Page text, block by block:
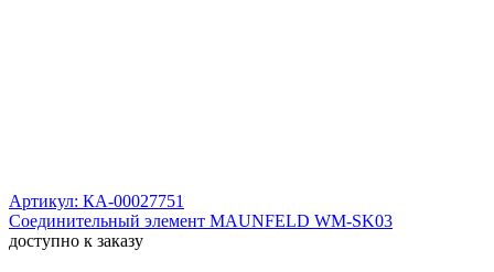
Артикул: КА-00027751
Соединительный элемент MAUNFELD WM-SK03
доступно к заказу